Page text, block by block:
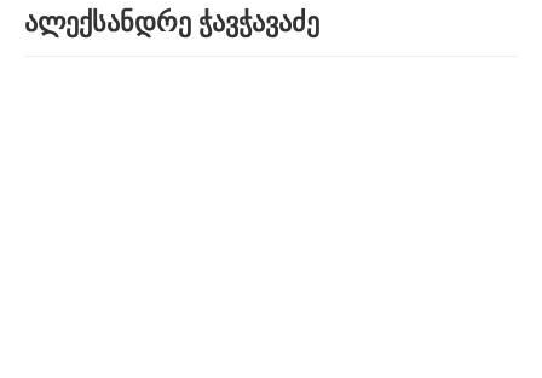
ალექსანდრე ჭავჭავაძე